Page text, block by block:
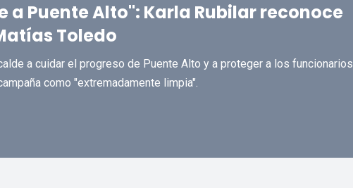
a Puente Alto": Karla Rubilar reconoce
Toledo
a cuidar el progreso de Puente Alto y a proteger a los funcionarios
como "extremadamente limpia".